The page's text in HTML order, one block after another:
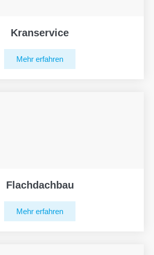
Kranservice
Mehr erfahren
Flachdachbau
Mehr erfahren